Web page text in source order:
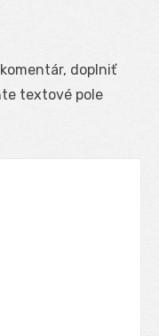
doplniť
textové pole